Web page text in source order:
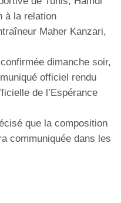
à la relation
Maher Kanzari,
dimanche soir,
officiel rendu
de l’Espérance
que la composition
communiquée dans les